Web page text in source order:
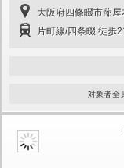
大阪府四條畷市蔀屋
片町線/四条畷 徒歩
対象者全